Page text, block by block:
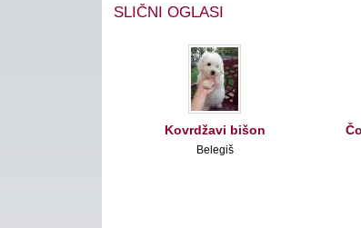
SLIČNI OGLASI
Kovrdžavi bišon
Belegiš